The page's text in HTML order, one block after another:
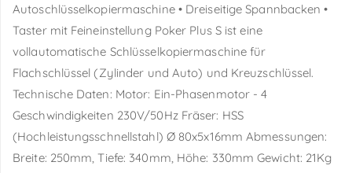
Autoschlüsselkopiermaschine • Dreiseitige Spannbacken •
Taster mit Feineinstellung Poker Plus S ist eine
vollautomatische Schlüsselkopiermaschine für
Flachschlüssel (Zylinder und Auto) und Kreuzschlüssel.
Technische Daten: Motor: Ein-Phasenmotor - 4
Geschwindigkeiten 230V/50Hz Fräser: HSS
(Hochleistungsschnellstahl) Ø 80x5x16mm Abmessungen:
Breite: 250mm, Tiefe: 340mm, Höhe: 330mm Gewicht: 21Kg